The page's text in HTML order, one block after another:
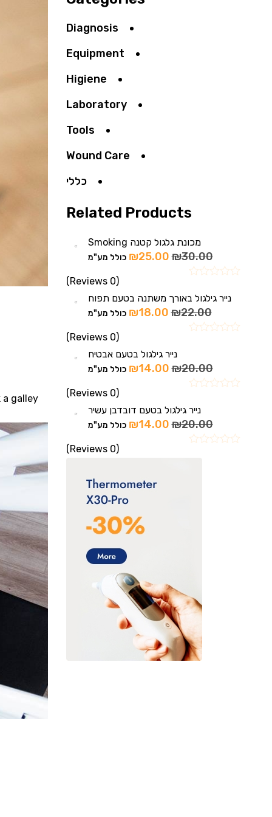
galley
Diagnosis
Equipment
Higiene
Laboratory
Tools
Wound Care
כללי
Related Products
מכונת גלגול קטנה Smoking
₪30.00
₪25.00 כולל מע"מ
(0 Reviews)
נייר גילגול באורך משתנה בטעם תפוח
₪22.00
₪18.00 כולל מע"מ
(0 Reviews)
נייר גילגול בטעם אבטיח
₪20.00
₪14.00 כולל מע"מ
(0 Reviews)
נייר גילגול בטעם דובדבן עשיר
₪20.00
₪14.00 כולל מע"מ
(0 Reviews)